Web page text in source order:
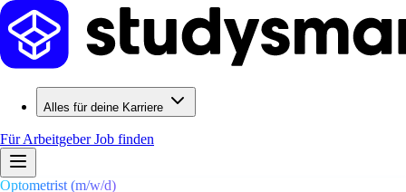
Alles für deine Karriere
Für ArbeitgeberJob finden
Optometrist (m/w/d)